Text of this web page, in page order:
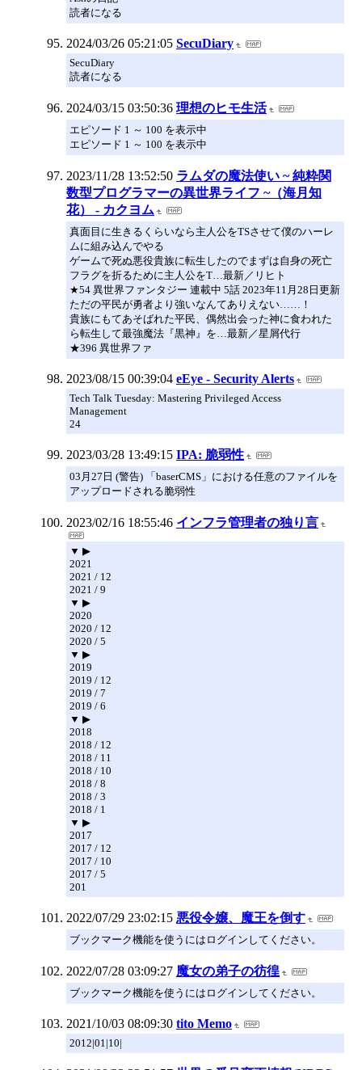
読者になる
2024/03/26 05:21:05 SecuDiary
SecuDiary
読者になる
2024/03/15 03:50:36 理想のヒモ生活
エピソード 1 ～ 100 を表示中
エピソード 1 ～ 100 を表示中
2023/11/28 13:52:50 ラムダの魔法使い ~ 純粋関
数型プログラマーの異世界ライフ ~（海月知
花） - カクヨム
真面目に生きるくらいなら主人公をTSさせて僕のハーレ
ムに組み込んでやる
ゲームで死ぬ悪役貴族に転生したのでまずは自身の死亡
フラグを折るために主人公をT…最新／リヒト
★54 異世界ファンタジー 連載中 5話 2023年11月28日更新
ただの平民が勇者より強いなんてありえない……！
貴族にもてあそばれた平民、偶然出会った神に食われた
ら転生して最強魔法『黒神』を…最新／星屑代行
★396 異世界ファ
2023/08/15 00:39:04 eEye - Security Alerts
Tech Talk Tuesday: Mastering Privileged Access
Management
24
2023/03/28 13:49:15 IPA: 脆弱性
03月27日 (警告) 「baserCMS」における任意のファイルを
アップロードされる脆弱性
2023/02/16 18:55:46 インフラ管理者の独り言
▼ ▶
2021
2021 / 12
2021 / 9
▼ ▶
2020
2020 / 12
2020 / 5
▼ ▶
2019
2019 / 12
2019 / 7
2019 / 6
▼ ▶
2018
2018 / 12
2018 / 11
2018 / 10
2018 / 8
2018 / 3
2018 / 1
▼ ▶
2017
2017 / 12
2017 / 10
2017 / 5
201
2022/07/29 23:02:15 悪役令嬢、魔王を倒す
ブックマーク機能を使うにはログインしてください。
2022/07/28 03:09:27 魔女の弟子の彷徨
ブックマーク機能を使うにはログインしてください。
2021/10/03 08:09:30 tito Memo
2012|01|10|